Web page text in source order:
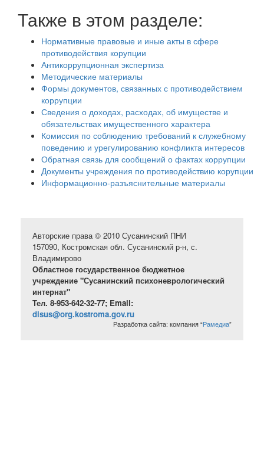
Также в этом разделе:
Нормативные правовые и иные акты в сфере
противодействия корупции
Антикоррупционная экспертиза
Методические материалы
Формы документов, связанных с противодействием
коррупции
Сведения о доходах, расходах, об имуществе и
обязательствах имущественного характера
Комиссия по соблюдению требований к служебному
поведению и урегулированию конфликта интересов
Обратная связь для сообщений о фактах коррупции
Документы учреждения по противодействию корупции
Информационно-разъяснительные материалы
Авторские права © 2010 Сусанинский ПНИ
157090, Костромская обл. Сусанинский р-н, с.
Владимирово
Областное государственное бюджетное
учреждение "Сусанинский психоневрологический
интернат"
Тел. 8-953-642-32-77; Email:
disus@org.kostroma.gov.ru
Разработка сайта: компания “Рамедиа”